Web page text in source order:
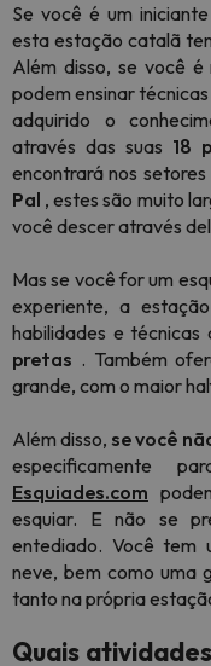
Se você é um
esta estação catalã
Além disso, se você é
podem ensinar
adquirido o
através das suas 18
encontrará nos setores
Pal , estes são muito
você descer através
Mas se você for um
experiente, a
habilidades e técnicas
pretas . Também
grande, com o maior
Além disso, se você
especificamente
Esquiades.com
esquiar. E não se
entediado. Você tem
neve, bem como uma
tanto na própria
Quais